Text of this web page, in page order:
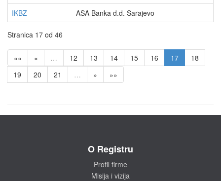
IKBZ
ASA Banka d.d. Sarajevo
Stranica 17 od 46
«« « … 12 13 14 15 16 17
18
19
20 21 … » »»
O Registru
Profil firme
Misija i vizija